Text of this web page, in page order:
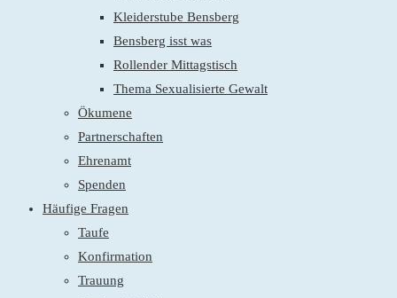
Kleiderstube Bensberg
Bensberg isst was
Rollender Mittagstisch
Thema Sexualisierte Gewalt
Ökumene
Partnerschaften
Ehrenamt
Spenden
Häufige Fragen
Taufe
Konfirmation
Trauung